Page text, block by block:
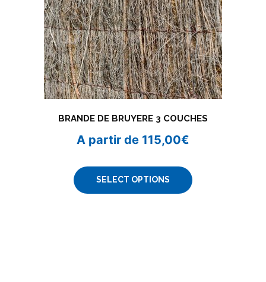
BRANDE DE BRUYERE 3 COUCHES
A partir de 115,00€
SELECT OPTIONS